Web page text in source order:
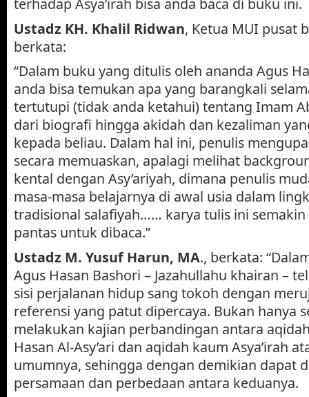
Ustadz KH. Khalil Ridwan, Ketua MUI pusat
berkata:
“Dalam buku yang ditulis oleh ananda Agus
anda bisa temukan apa yang barangkali
tertutupi (tidak anda ketahui) tentang Imam
dari biografi hingga akidah dan kezaliman
kepada beliau. Dalam hal ini, penulis
secara memuaskan, apalagi melihat
kental dengan Asy’ariyah, dimana penulis
masa-masa belajarnya di awal usia dalam
tradisional salafiyah…… karya tulis ini
pantas untuk dibaca.”
Ustadz M. Yusuf Harun, MA., berkata:
Agus Hasan Bashori – Jazahullahu khairan –
sisi perjalanan hidup sang tokoh dengan
referensi yang patut dipercaya. Bukan hanya
melakukan kajian perbandingan antara
Hasan Al-Asy’ari dan aqidah kaum Asya’irah
umumnya, sehingga dengan demikian dapat
persamaan dan perbedaan antara keduanya.